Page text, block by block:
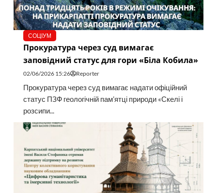
СОЦІУМ
Прокуратура через суд вимагає
заповідний статус для гори «Біла Кобила»
02/06/2026 15:26 Reporter
Прокуратура через суд вимагає надати офіційний
статус ПЗФ геологічній пам’ятці природи «Скелі і
розсипи...